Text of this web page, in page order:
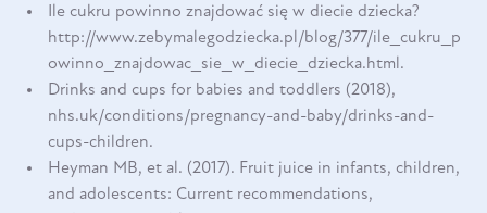
Ile cukru powinno znajdować się w diecie dziecka?
http://www.zebymalegodziecka.pl/blog/377/ile_cukru_p
owinno_znajdowac_sie_w_diecie_dziecka.html .
Drinks and cups for babies and toddlers (2018),
nhs.uk/conditions/pregnancy-and-baby/drinks-and-
cups-children.
Heyman MB, et al. (2017). Fruit juice in infants, children,
and adolescents: Current recommendations,